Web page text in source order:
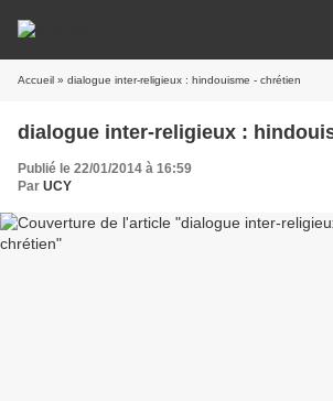
Accueil » dialogue inter-religieux : hindouisme - chrétien
dialogue inter-religieux :
Publié le 22/01/2014 à 16:59
Par UCY